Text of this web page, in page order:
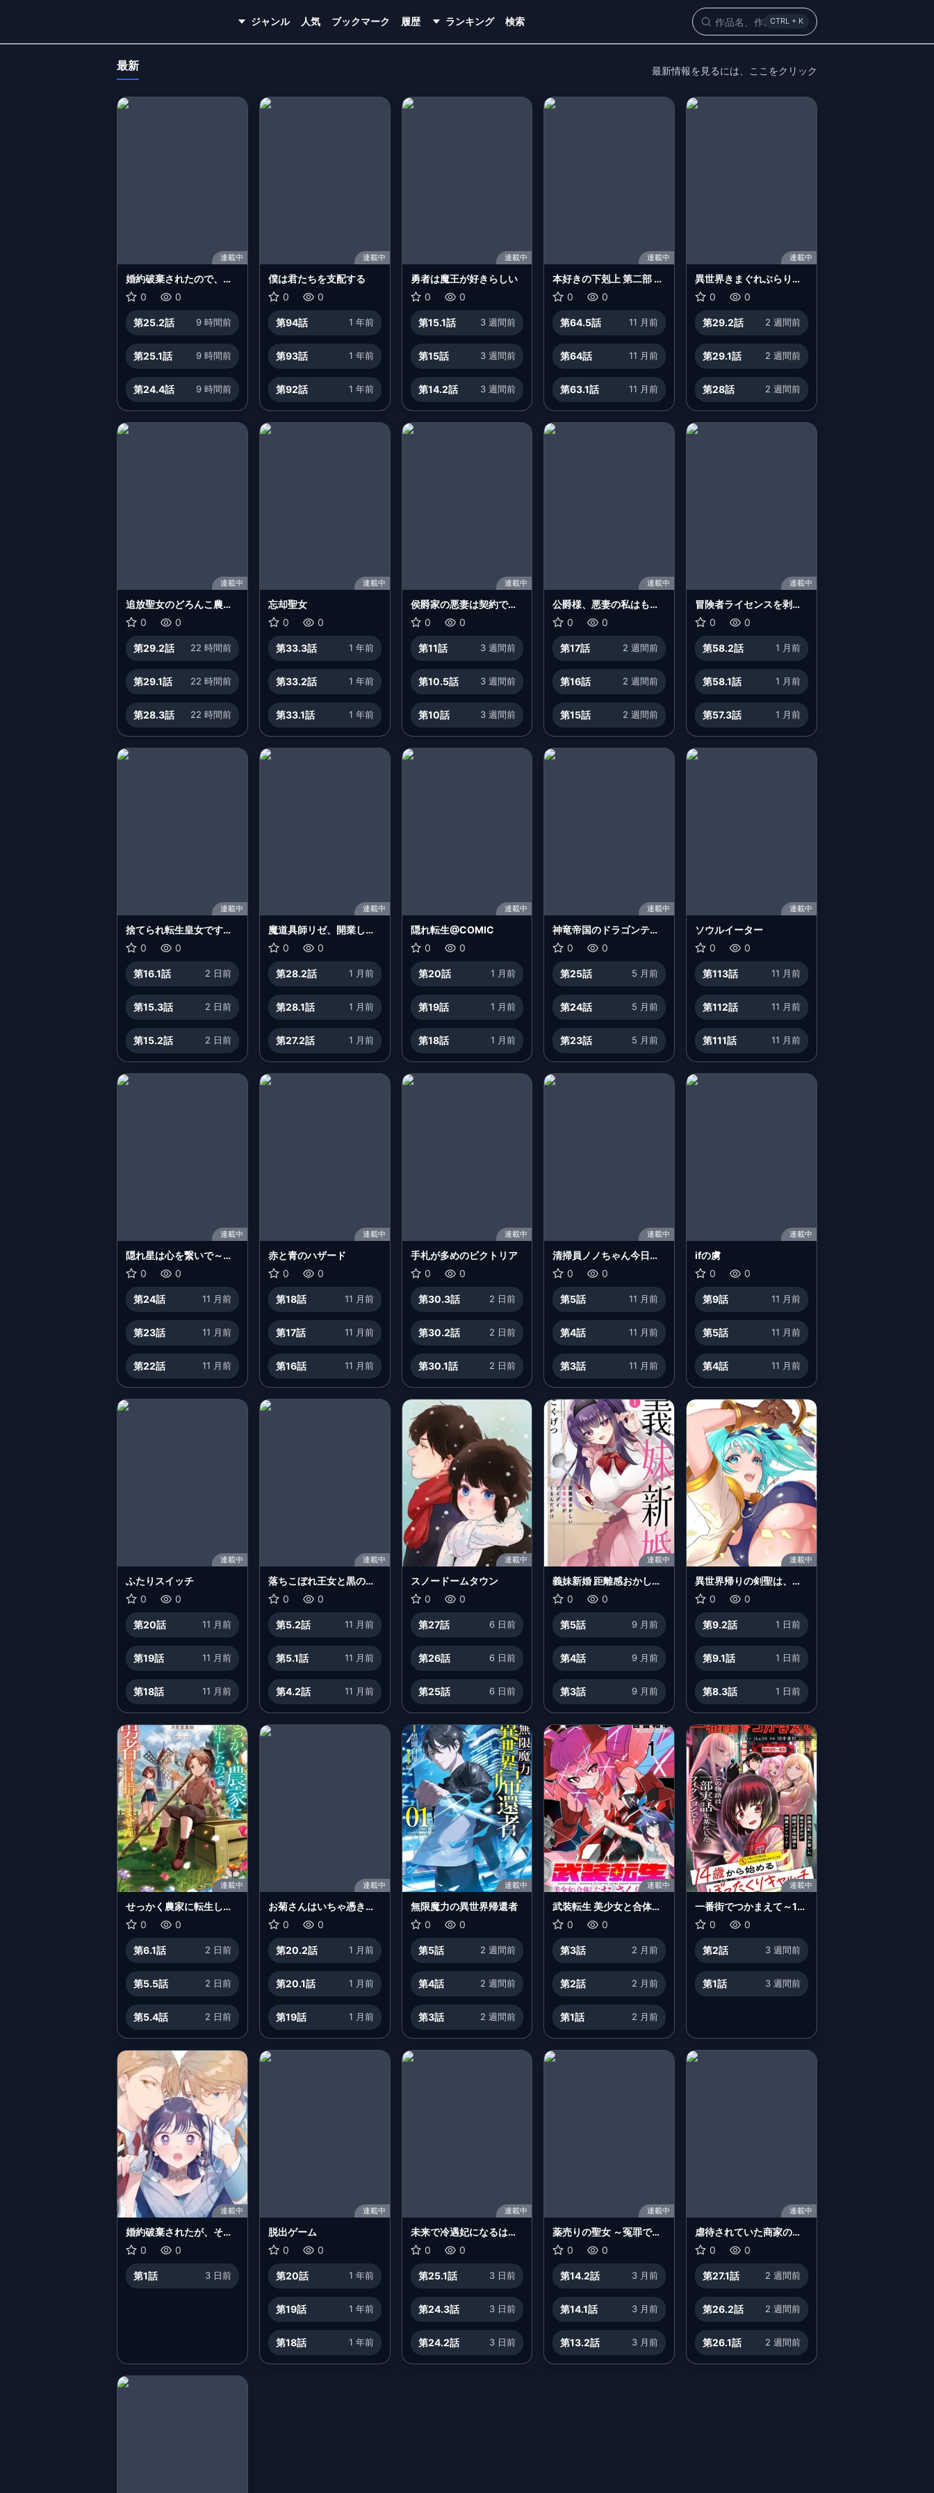
ジャンル 人気 ブックマーク 履歴 ランキング 検索
Search
CTRL + K
最新 最新情報を見るには、 ここをクリック
連載中
婚約破棄されたので、好
きにすることにした。
0 0
第25.2話 9 時間前
第25.1話 9 時間前
第24.4話 9 時間前
連載中
僕は君たちを支配する
0
0
第94話 1 年前
第93話 1 年前
第92話 1 年前
連載中
勇者は魔王が好きらしい
0
0
第15.1話 3 週間前
第15話 3 週間前
第14.2話 3 週間前
連載中
本好きの下剋上 第二部 本
のためなら巫女になる！
0 0
第64.5話 11 月前
第64話 11 月前
第63.1話 11 月前
連載中
異世界きまぐれぶらり旅
～奴隷ハーレムを添えて
～
0 0
第29.2話 2 週間前
第29.1話 2 週間前
第28話 2 週間前
連載中
追放聖女のどろんこ農園
生活～いつのまにか隣国
を救ってしまいました～
0 0
第29.2話 22 時間前
第29.1話 22 時間前
第28.3話 22 時間前
連載中
忘却聖女
0
0
第33.3話 1 年前
第33.2話 1 年前
第33.1話 1 年前
連載中
侯爵家の悪妻は契約です
～二度目の結婚は初恋相
手ですが悪女だと嫌われ
ています～
0 0
第11話 3 週間前
第10.5話 3 週間前
第10話 3 週間前
連載中
公爵様、悪妻の私はもう
放っておいてください
0 0
第17話 2 週間前
第16話 2 週間前
第15話 2 週間前
連載中
冒険者ライセンスを剥奪
されたおっさんだけど、
愛娘ができたのでのんび
り人生を謳歌する
0 0
第58.2話 1 月前
第58.1話 1 月前
第57.3話 1 月前
連載中
捨てられ転生皇女ですが
敵国で聖女のフリをして
います
0 0
第16.1話 2 日前
第15.3話 2 日前
第15.2話 2 日前
連載中
魔道具師リゼ、開業しま
す ～姉の代わりに魔道具
を作っていたわたし、倒
れたところを氷の公爵さ
0 0
第28.2話 1 月前
第28.1話 1 月前
第27.2話 1 月前
連載中
隠れ転生@COMIC
0
0
第20話 1 月前
第19話 1 月前
第18話 1 月前
連載中
神竜帝国のドラゴンテイ
マー
0 0
第25話 5 月前
第24話 5 月前
第23話 5 月前
連載中
ソウルイーター
0
0
第113話 11 月前
第112話 11 月前
第111話 11 月前
連載中
隠れ星は心を繋いで～婚
約を解消した後の、美味
しいご飯と恋のお話～
0 0
第24話 11 月前
第23話 11 月前
第22話 11 月前
連載中
赤と青のハザード
0
0
第18話 11 月前
第17話 11 月前
第16話 11 月前
連載中
手札が多めのビクトリア
0
0
第30.3話 2 日前
第30.2話 2 日前
第30.1話 2 日前
連載中
清掃員ノノちゃん今日の
つぶやき
0 0
第5話 11 月前
第4話 11 月前
第3話 11 月前
連載中
ifの虜
0
0
第9話 11 月前
第5話 11 月前
第4話 11 月前
連載中
ふたりスイッチ
0
0
第20話 11 月前
第19話 11 月前
第18話 11 月前
連載中
落ちこぼれ王女と黒の番
犬 0 0
第5.2話 11 月前
第5.1話 11 月前
第4.2話 11 月前
連載中
スノードームタウン
0
0
第27話 6 日前
第26話 6 日前
第25話 6 日前
連載中
義妹新婚 距離感おかしい
義理の妹がグイグイくる
んだが！？
0 0
第5話 9 月前
第4話 9 月前
第3話 9 月前
連載中
異世界帰りの剣聖は、自
分の実力に気がつかな
い...
0 0
第9.2話 1 日前
第9.1話 1 日前
第8.3話 1 日前
連載中
せっかく農家に転生した
ので勇者は目指しません
0 0
第6.1話 2 日前
第5.5話 2 日前
第5.4話 2 日前
連載中
お菊さんはいちゃ憑きた
い 0 0
第20.2話 1 月前
第20.1話 1 月前
第19話 1 月前
連載中
無限魔力の異世界帰還者
0
0
第5話 2 週間前
第4話 2 週間前
第3話 2 週間前
連載中
武装転生 美少女と合体し
たおっさん伝説になる
0 0
第3話 2 月前
第2話 2 月前
第1話 2 月前
連載中
一番街でつかまえて～14
歳から始めるぼったくり
キャッチ～
0 0
第2話 3 週間前
第1話 3 週間前
連載中
婚約破棄されたが、そも
そも婚約した覚えはない
巻き込まれ令嬢は歌って
暮らしたい
0 0
第1話 3 日前
連載中
脱出ゲーム
0
0
第20話 1 年前
第19話 1 年前
第18話 1 年前
連載中
未来で冷遇妃になるはず
なのに、なんだか様子が
おかしいのですが…
0 0
第25.1話 3 日前
第24.3話 3 日前
第24.2話 3 日前
連載中
薬売りの聖女 ～冤罪で追
放された薬師は、辺境の
地で幸せを掴む～
0 0
第14.2話 3 月前
第14.1話 3 月前
第13.2話 3 月前
連載中
虐待されていた商家の令
嬢は聖女の力を手に入
れ、無自覚に容赦なく逆
襲する
0 0
第27.1話 2 週間前
第26.2話 2 週間前
第26.1話 2 週間前